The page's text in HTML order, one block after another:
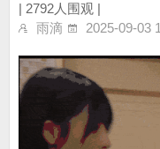
| 2792人围观 |
雨滴
2025-09-03